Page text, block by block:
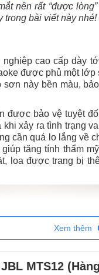
nên rất “được
trong bài viết này nhé!
cao cấp dày
được phủ một
này bền màu,
được bảo vệ tuyệt
xảy ra tình trạng
cần quá lo lắng về
tăng tính thẩm
loa được trang bị
Xem thêm
MTS12